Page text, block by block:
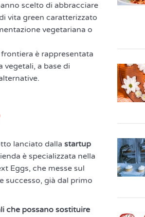
scelto di abbracciare
vita green caratterizzato
vegetariana o
è rappresentata
vegetali, a base di
lanciato dalla startup
è specializzata nella
Eggs, che messe sul
successo, già dal primo
che possano sostituire